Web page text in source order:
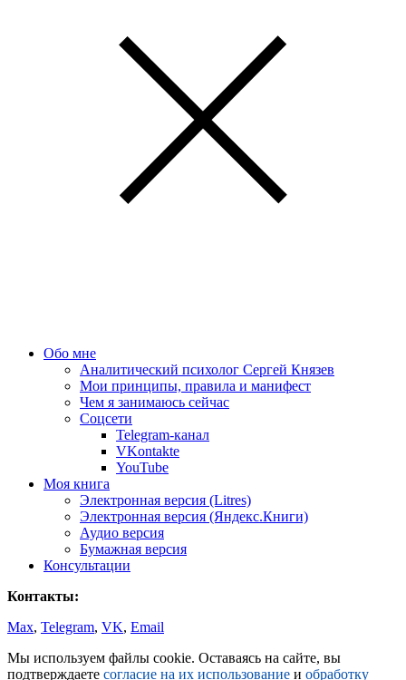
Обо мне
Аналитический психолог Сергей Князев
Мои принципы, правила и манифест
Чем я занимаюсь сейчас
Соцсети
Telegram-канал
VKontakte
YouTube
Моя книга
Электронная версия (Litres)
Электронная версия (Яндекс.Книги)
Аудио версия
Бумажная версия
Консультации
Контакты:
Max, Telegram, VK, Email
Мы используем файлы cookie. Оставаясь на сайте, вы
подтверждаете согласие на их использование и обработку